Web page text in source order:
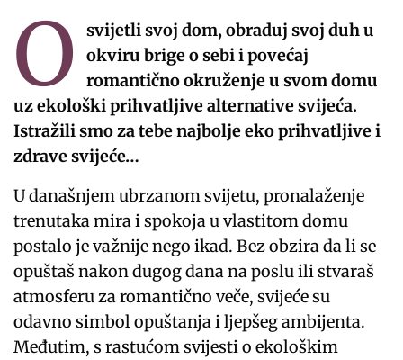
O
svijetli svoj dom, obraduj svoj duh u
okviru brige o sebi i povećaj
romantično okruženje u svom domu
uz ekološki prihvatljive alternative svijeća.
Istražili smo za tebe najbolje eko prihvatljive i
zdrave svijeće…
U današnjem ubrzanom svijetu, pronalaženje
trenutaka mira i spokoja u vlastitom domu
postalo je važnije nego ikad. Bez obzira da li se
opuštaš nakon dugog dana na poslu ili stvaraš
atmosferu za romantično veče, svijeće su
odavno simbol opuštanja i ljepšeg ambijenta.
Međutim, s rastućom svijesti o ekološkim